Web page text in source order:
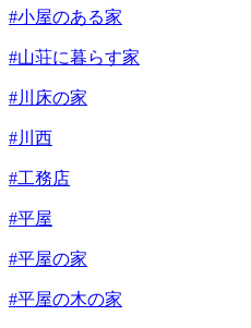
#小屋のある家
#山荘に暮らす家
#川床の家
#川西
#工務店
#平屋
#平屋の家
#平屋の木の家